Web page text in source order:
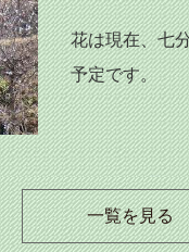
花は現在、七
予定です。
一覧を見る